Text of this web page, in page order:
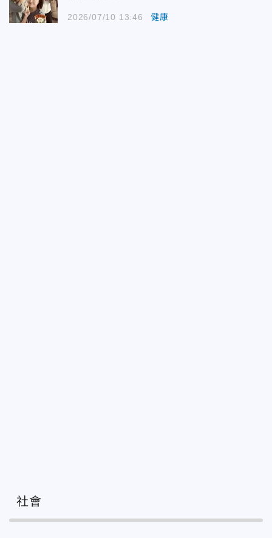
2026/07/10 13:46 健康
社會